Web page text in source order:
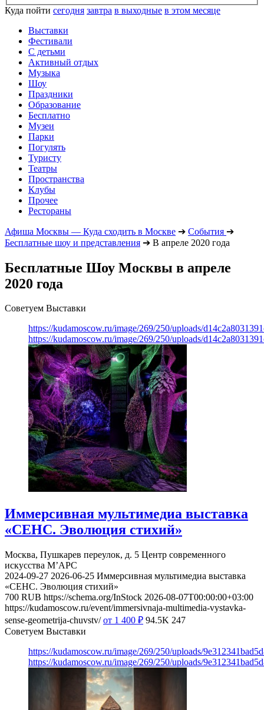
Куда пойти сегодня завтра в выходные в этом месяце
Выставки
Фестивали
С детьми
Активный отдых
Музыка
Шоу
Праздники
Образование
Бесплатно
Музеи
Парки
Погулять
Туристу
Театры
Пространства
Клубы
Прочее
Рестораны
Афиша Москвы — Куда сходить в Москве ➔ События ➔
Бесплатные шоу и представления ➔ В апреле 2020 года
Бесплатные Шоу Москвы в апреле
2020 года
Советуем Выставки
https://kudamoscow.ru/image/269/250/uploads/
https://kudamoscow.ru/image/269/250/uploads/
Иммерсивная мультимедиа выставка
«СЕНС. Эволюция стихий»
Москва, Пушкарев переулок, д. 5 Центр современного
искусства М’АРС
2024-09-27 2026-06-25 Иммерсивная мультимедиа выставка
«СЕНС. Эволюция стихий»
700 RUB https://schema.org/InStock 2026-08-07T00:00:00+03:00
https://kudamoscow.ru/event/immersivnaja-multimedia-vystavka-
sense-geometrija-chuvstv/ от 1 400 ₽ 94.5K 247
Советуем Выставки
https://kudamoscow.ru/image/269/250/uploads/
https://kudamoscow.ru/image/269/250/uploads/